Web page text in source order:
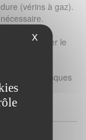
(vérins à gaz).
le film.
pour ajuster le
des risques
X